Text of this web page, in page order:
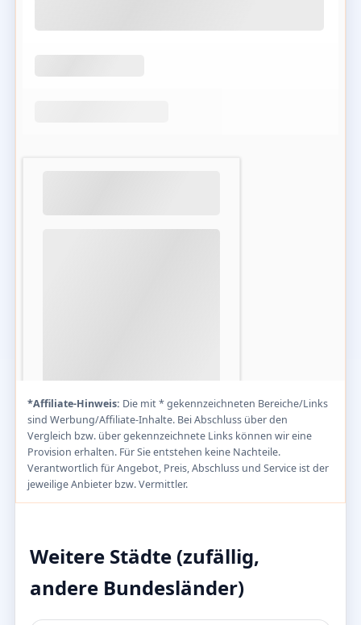
*Affiliate-Hinweis: Die mit * gekennzeichneten Bereiche/Links
sind Werbung/Affiliate-Inhalte. Bei Abschluss über den
Vergleich bzw. über gekennzeichnete Links können wir eine
Provision erhalten. Für Sie entstehen keine Nachteile.
Verantwortlich für Angebot, Preis, Abschluss und Service ist der
jeweilige Anbieter bzw. Vermittler.
Weitere Städte (zufällig,
andere Bundesländer)